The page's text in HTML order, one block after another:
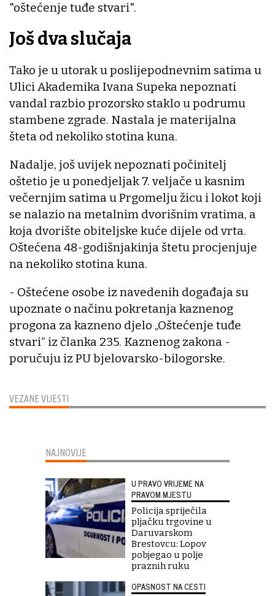
VEZANE VIJESTI
"oštećenje tuđe stvari".
Još dva slučaja
Tako je u utorak u poslijepodnevnim satima u
Ulici Akademika Ivana Supeka nepoznati
vandal razbio prozorsko staklo u podrumu
stambene zgrade. Nastala je materijalna
šteta od nekoliko stotina kuna.
Nadalje, još uvijek nepoznati počinitelj
oštetio je u ponedjeljak 7. veljače u kasnim
večernjim satima u Prgomelju žicu i lokot koji
se nalazio na metalnim dvorišnim vratima, a
koja dvorište obiteljske kuće dijele od vrta.
Oštećena 48-godišnjakinja štetu procjenjuje
na nekoliko stotina kuna.
- Oštećene osobe iz navedenih događaja su
upoznate o načinu pokretanja kaznenog
progona za kazneno djelo „Oštećenje tuđe
stvari“ iz članka 235. Kaznenog zakona -
poručuju iz PU bjelovarsko-bilogorske.
NAJNOVIJE
U PRAVO VRIJEME NA
PRAVOM MJESTU
Policija spriječila
pljačku trgovine u
Daruvarskom
Brestovcu: Lopov
pobjegao u polje
praznih ruku
OPASNOST NA CESTI